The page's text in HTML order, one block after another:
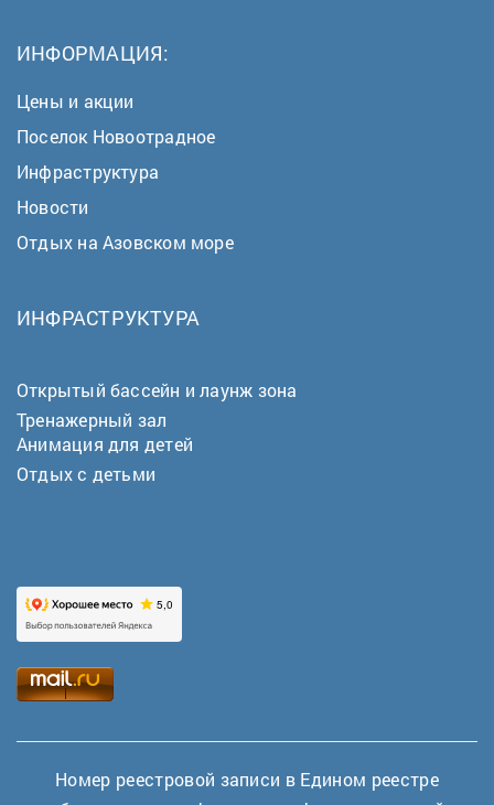
ИНФОРМАЦИЯ:
Цены и акции
Поселок Новоотрадное
Инфраструктура
Новости
Отдых на Азовском море
ИНФРАСТРУКТУРА
Открытый бассейн и лаунж зона
Тренажерный зал
Анимация для детей
Отдых с детьми
Номер реестровой записи в Едином реестре